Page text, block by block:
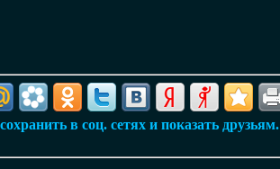
в соц. сетях и показать друзьям.